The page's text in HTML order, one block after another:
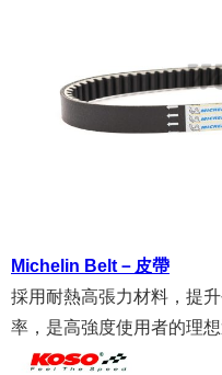
Michelin Belt－皮帶
採用耐熱高張力材料，提
率，是高強度使用者的理想